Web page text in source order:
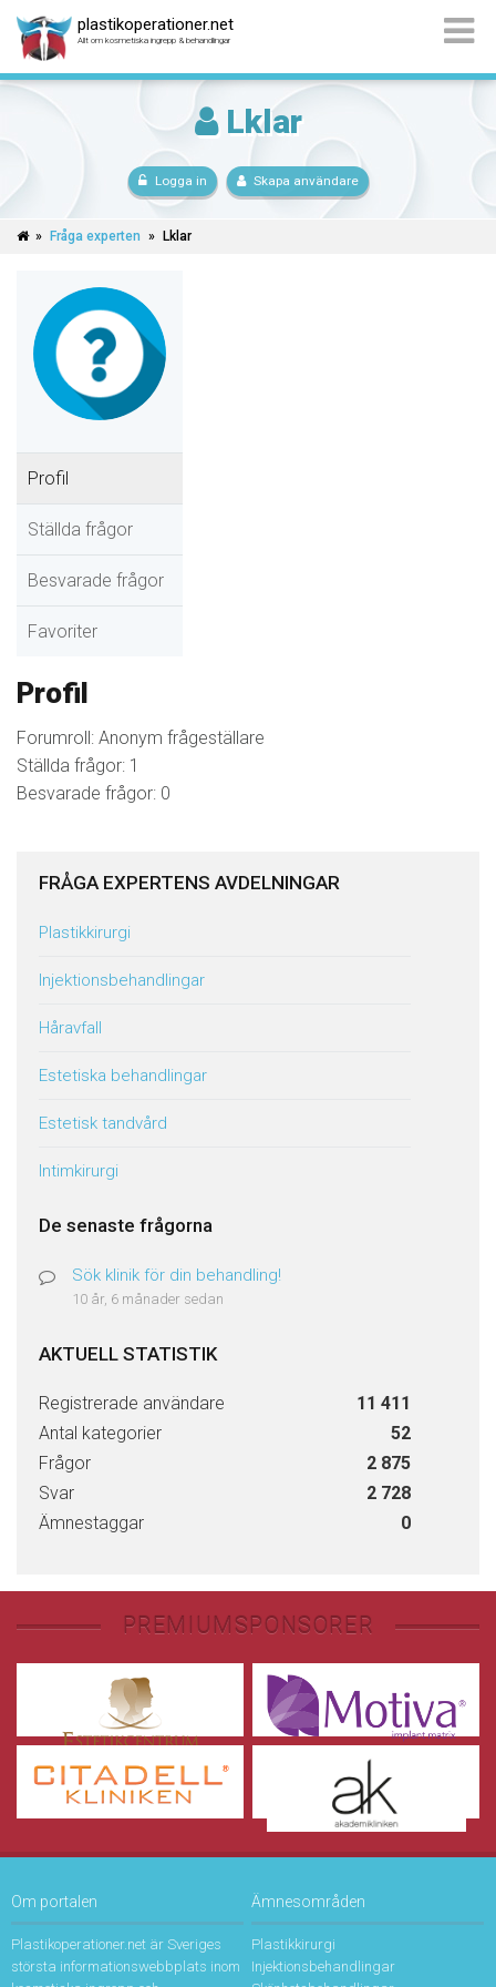
plastikoperationer.net
Allt om kosmetiska ingrepp & behandlingar
Lklar
Logga in Skapa användare
» Fråga experten » Lklar
Profil
Ställda frågor
Besvarade frågor
Favoriter
Profil
Forumroll: Anonym frågeställare
Ställda frågor: 1
Besvarade frågor: 0
FRÅGA EXPERTENS AVDELNINGAR
Plastikkirurgi
Injektionsbehandlingar
Håravfall
Estetiska behandlingar
Estetisk tandvård
Intimkirurgi
De senaste frågorna
Sök klinik för din behandling!
10 år, 6 månader sedan
AKTUELL STATISTIK
Registrerade användare
11 411
Antal kategorier
52
Frågor
2 875
Svar
2 728
Ämnestaggar
0
PREMIUMSPONSORER
Om portalen
Plastikoperationer.net är Sveriges
största informationswebbplats inom
Ämnesområden
Plastikkirurgi
Injektionsbehandlingar